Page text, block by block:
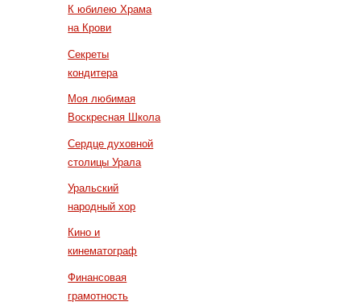
К юбилею Храма
на Крови
Секреты
кондитера
Моя любимая
Воскресная Школа
Сердце духовной
столицы Урала
Уральский
народный хор
Кино и
кинематограф
Финансовая
грамотность